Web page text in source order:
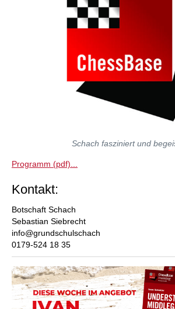
Schach fasziniert und
Programm (pdf)...
Kontakt:
Botschaft Schach
Sebastian Siebrecht
info@grundschulschach
0179-524 18 35